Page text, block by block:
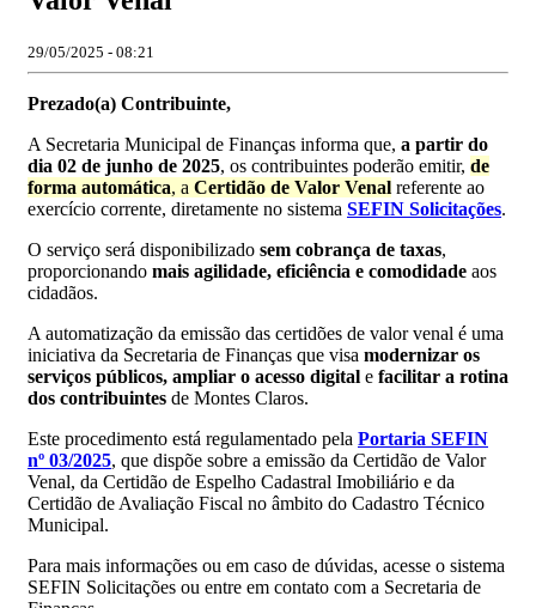
29/05/2025 - 08:21
Prezado(a) Contribuinte,
A Secretaria Municipal de Finanças informa que, a partir do
dia 02 de junho de 2025, os contribuintes poderão emitir, de
forma automática, a Certidão de Valor Venal referente ao
exercício corrente, diretamente no sistema SEFIN Solicitações.
O serviço será disponibilizado sem cobrança de taxas,
proporcionando mais agilidade, eficiência e comodidade aos
cidadãos.
A automatização da emissão das certidões de valor venal é uma
iniciativa da Secretaria de Finanças que visa modernizar os
serviços públicos, ampliar o acesso digital e facilitar a rotina
dos contribuintes de Montes Claros.
Este procedimento está regulamentado pela Portaria SEFIN
nº 03/2025, que dispõe sobre a emissão da Certidão de Valor
Venal, da Certidão de Espelho Cadastral Imobiliário e da
Certidão de Avaliação Fiscal no âmbito do Cadastro Técnico
Municipal.
Para mais informações ou em caso de dúvidas, acesse o sistema
SEFIN Solicitações ou entre em contato com a Secretaria de